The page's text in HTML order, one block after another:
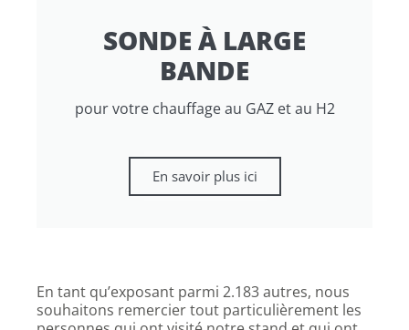
SONDE À LARGE
BANDE
pour votre chauffage au GAZ et au H2
En savoir plus ici
En tant qu’exposant parmi 2.183 autres, nous
souhaitons remercier tout particulièrement les